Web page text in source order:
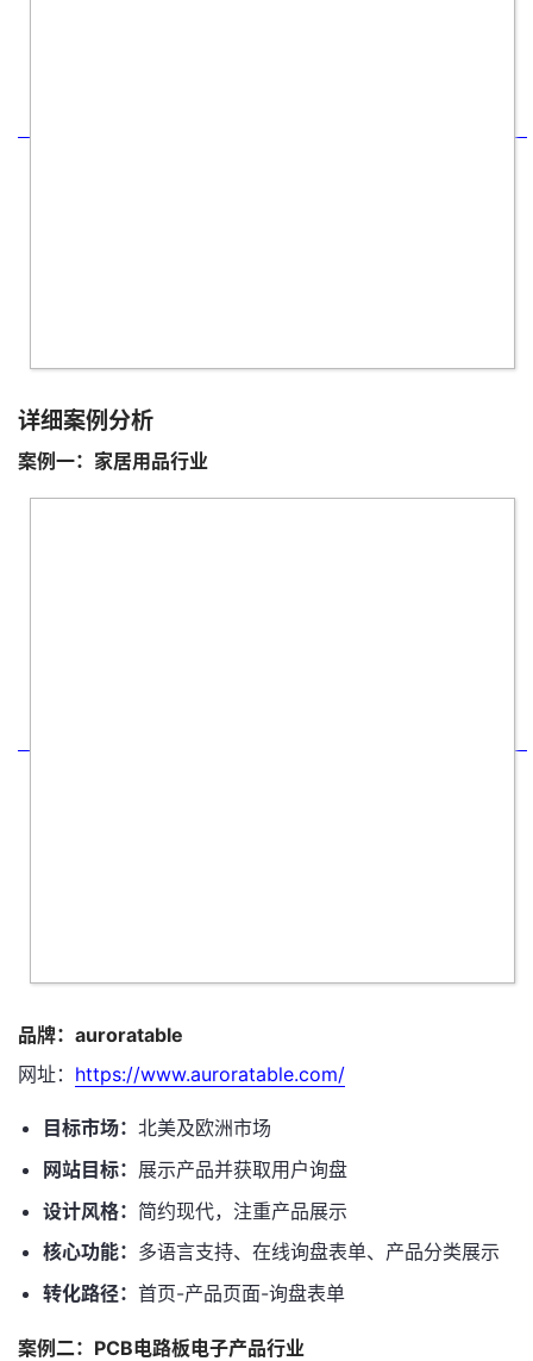
详细案例分析
案例一：家居用品行业
品牌：auroratable
网址： https://www.auroratable.com/
目标市场： 北美及欧洲市场
网站目标： 展示产品并获取用户询盘
设计风格： 简约现代，注重产品展示
核心功能： 多语言支持、在线询盘表单、产品分类展示
转化路径： 首页-产品页面-询盘表单
案例二：PCB电路板电子产品行业